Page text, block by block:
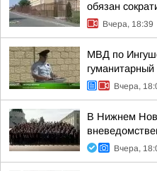
обязан
Вчера, 18:39
МВД по
Вчера,
В Нижнем
Вчера,